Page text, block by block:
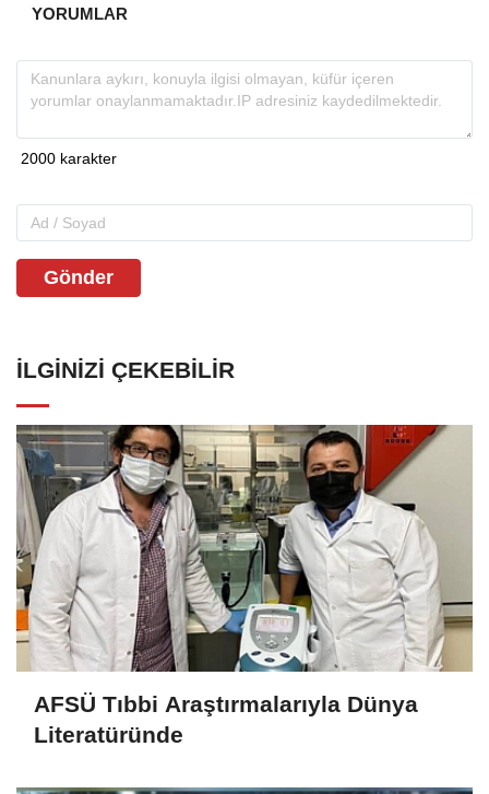
YORUMLAR
Gönder
İLGINIZI ÇEKEBILIR
AFSÜ Tıbbi Araştırmalarıyla Dünya
Literatüründe